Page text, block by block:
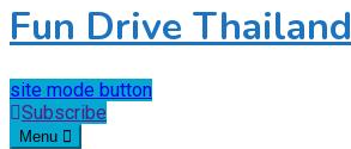
Fun Drive Thailand
site mode button
Subscribe
Menu